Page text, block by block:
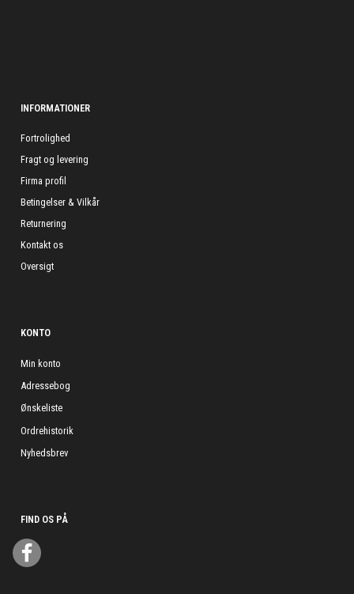
INFORMATIONER
Fortrolighed
Fragt og levering
Firma profil
Betingelser & Vilkår
Returnering
Kontakt os
Oversigt
KONTO
Min konto
Adressebog
Ønskeliste
Ordrehistorik
Nyhedsbrev
FIND OS PÅ